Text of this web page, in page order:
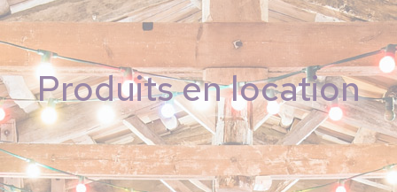
Produits en location